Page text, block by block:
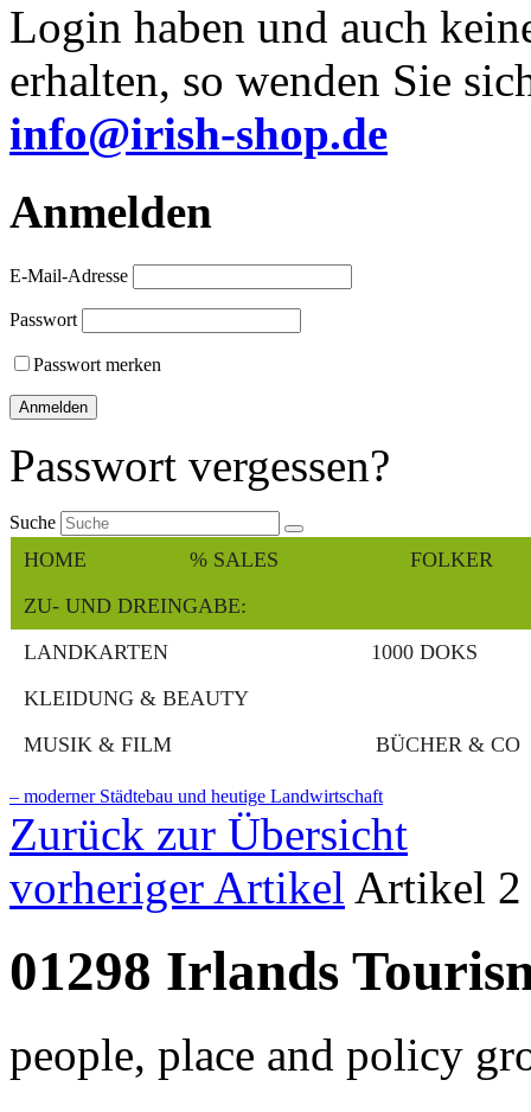
Login haben und auch
erhalten, so wenden Sie
info@irish-shop.de
Anmelden
E-Mail-Adresse
Passwort
Passwort merken
Anmelden
Passwort vergessen?
Suche
HOME % SALES
FOLKER
ZU- UND DREINGABE:
LANDKARTEN
1000 DOKS
KLEIDUNG & BEAUTY
MUSIK & FILM
BÜCHER & CO
– moderner Städtebau und heutige Landwirtschaft
Zurück zur Übersicht
vorheriger Artikel Artikel
01298 Irlands
people, place and policy